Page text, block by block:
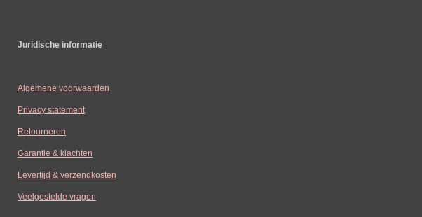
Juridische informatie
Algemene voorwaarden
Privacy statement
Retourneren
Garantie & klachten
Levertijd & verzendkosten
Veelgestelde vragen